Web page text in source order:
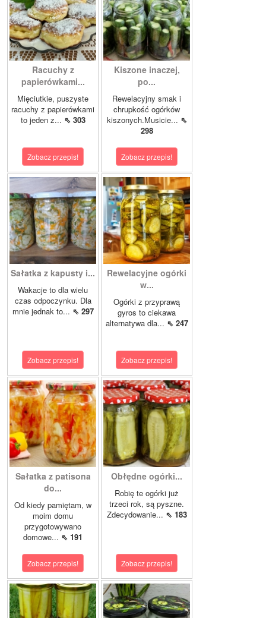
Racuchy z
papierówkami...
Mięciutkie, puszyste
racuchy z papierówkami
to jeden z... ⇖ 303
Zobacz przepis!
Kiszone inaczej,
po...
Rewelacyjny smak i
chrupkość ogórków
kiszonych.Musicie... ⇖
298
Zobacz przepis!
Sałatka z kapusty i...
Wakacje to dla wielu
czas odpoczynku. Dla
mnie jednak to... ⇖ 297
Zobacz przepis!
Rewelacyjne ogórki
w...
Ogórki z przyprawą
gyros to ciekawa
alternatywa dla... ⇖ 247
Zobacz przepis!
Sałatka z patisona
do...
Od kiedy pamiętam, w
moim domu
przygotowywano
domowe... ⇖ 191
Zobacz przepis!
Obłędne ogórki...
Robię te ogórki już
trzeci rok, są pyszne.
Zdecydowanie... ⇖ 183
Zobacz przepis!